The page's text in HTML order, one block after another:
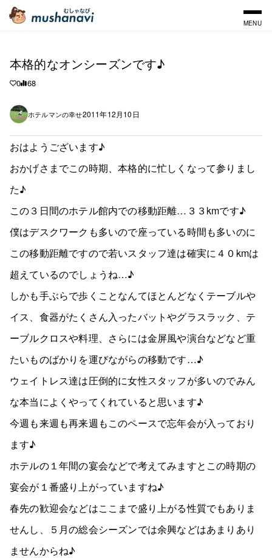
MENU
本格的なオンシーズンです♪
0 68
ホテルマンの幸せ2011年12月10日
おはようございます♪
おかげさまでこの時期、本格的に忙しくなって参りまし
た♪
この３日間のホテル館内での移動距離…３３kmです♪
僕はデスクワークも多いので座っている時間も多いのに
この移動距離ですので若いスタッフ達は確実に４０kmは
超えているのでしょうね…♪
しかも手ぶらで歩くことなんてほとんどなくテーブルや
イス、食器がたくさん入ったバットやグラスラック、テ
ーブルクロスや料理、さらには金屏風や演台などなど重
たいものばかりを運びながらの移動です…♪
ウェイトレス達は圧倒的に女性スタッフが多いのでみん
な本当によくやってくれていると思います♪
今週も来週も再来週もこのペースで忘年会が入っており
ます♪
ホテルの１年間の宴会などで考えてみますとこの時期の
宴会が１番盛り上がっていますね♪
春先の歓迎会などはここまで盛り上がる性質でもありま
せんし、５月の総会シーズンでは余興などはあまりあり
ませんからね♪